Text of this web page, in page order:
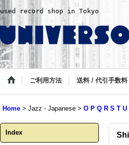
used record shop in Tokyo
ご利用方法 送料 / 代引手数料
Home > Jazz - Japanese > O P Q R S T U
Index